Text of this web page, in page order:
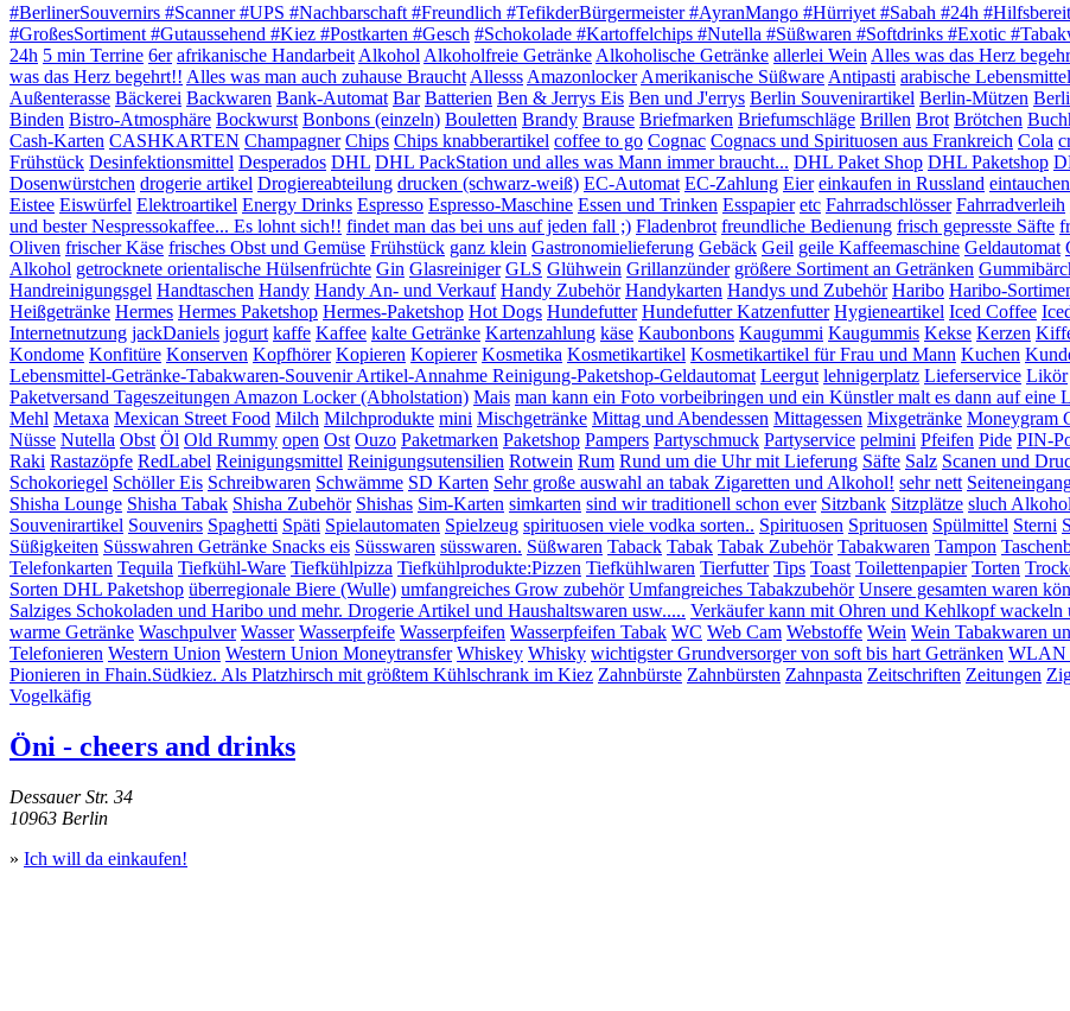
#BerlinerSouvernirs #Scanner #UPS #Nachbarschaft #Freundlich #TefikderBürgermeister #AyranMango #Hürriyet #Sabah #24h
#GroßesSortiment #Gutaussehend #Kiez #Postkarten #Gesch #Schokolade #Kartoffelchips #Nutella #Süßwaren #Softdrinks #Exotic
24h 5 min Terrine 6er afrikanische Handarbeit Alkohol Alkoholfreie Getränke Alkoholische Getränke allerlei Wein Alles was das Herz
was das Herz begehrt!! Alles was man auch zuhause Braucht Allesss Amazonlocker Amerikanische Süßware Antipasti arabische Lebensmittel
Außenterasse Bäckerei Backwaren Bank-Automat Bar Batterien Ben & Jerrys Eis Ben und J'errys Berlin Souvenirartikel Berlin-Mützen
Binden Bistro-Atmosphäre Bockwurst Bonbons (einzeln) Bouletten Brandy Brause Briefmarken Briefumschläge Brillen Brot Brötchen
Cash-Karten CASHKARTEN Champagner Chips Chips knabberartikel coffee to go Cognac Cognacs und Spirituosen aus Frankreich Cola
Frühstück Desinfektionsmittel Desperados DHL DHL PackStation und alles was Mann immer braucht... DHL Paket Shop DHL Paketshop
Dosenwürstchen drogerie artikel Drogiereabteilung drucken (schwarz-weiß) EC-Automat EC-Zahlung Eier einkaufen in Russland
Eistee Eiswürfel Elektroartikel Energy Drinks Espresso Espresso-Maschine Essen und Trinken Esspapier etc Fahrradschlösser Fahrradverleih
und bester Nespressokaffee... Es lohnt sich!! findet man das bei uns auf jeden fall ;) Fladenbrot freundliche Bedienung frisch gepresste Säfte
Oliven frischer Käse frisches Obst und Gemüse Frühstück ganz klein Gastronomielieferung Gebäck Geil geile Kaffeemaschine Geldautomat
Alkohol getrocknete orientalische Hülsenfrüchte Gin Glasreiniger GLS Glühwein Grillanzünder größere Sortiment an Getränken
Handreinigungsgel Handtaschen Handy Handy An- und Verkauf Handy Zubehör Handykarten Handys und Zubehör Haribo Haribo-
Heißgetränke Hermes Hermes Paketshop Hermes-Paketshop Hot Dogs Hundefutter Hundefutter Katzenfutter Hygieneartikel Iced Coffee
Internetnutzung jackDaniels jogurt kaffe Kaffee kalte Getränke Kartenzahlung käse Kaubonbons Kaugummi Kaugummis Kekse Kerzen
Kondome Konfitüre Konserven Kopfhörer Kopieren Kopierer Kosmetika Kosmetikartikel Kosmetikartikel für Frau und Mann Kuchen
Lebensmittel-Getränke-Tabakwaren-Souvenir Artikel-Annahme Reinigung-Paketshop-Geldautomat Leergut lehnigerplatz Lieferservice Likör
Paketversand Tageszeitungen Amazon Locker (Abholstation) Mais man kann ein Foto vorbeibringen und ein Künstler malt es dann auf eine
Mehl Metaxa Mexican Street Food Milch Milchprodukte mini Mischgetränke Mittag und Abendessen Mittagessen Mixgetränke Moneygram
Nüsse Nutella Obst Öl Old Rummy open Ost Ouzo Paketmarken Paketshop Pampers Partyschmuck Partyservice pelmini Pfeifen Pide PIN-
Raki Rastazöpfe RedLabel Reinigungsmittel Reinigungsutensilien Rotwein Rum Rund um die Uhr mit Lieferung Säfte Salz Scanen und
Schokoriegel Schöller Eis Schreibwaren Schwämme SD Karten Sehr große auswahl an tabak Zigaretten und Alkohol! sehr nett
Shisha Lounge Shisha Tabak Shisha Zubehör Shishas Sim-Karten simkarten sind wir traditionell schon ever Sitzbank Sitzplätze sluch
Souvenirartikel Souvenirs Spaghetti Späti Spielautomaten Spielzeug spirituosen viele vodka sorten.. Spirituosen Sprituosen Spülmittel Sterni
Süßigkeiten Süsswahren Getränke Snacks eis Süsswaren süsswaren. Süßwaren Taback Tabak Tabak Zubehör Tabakwaren Tampon
Telefonkarten Tequila Tiefkühl-Ware Tiefkühlpizza Tiefkühlprodukte:Pizzen Tiefkühlwaren Tierfutter Tips Toast Toilettenpapier Torten
Sorten DHL Paketshop überregionale Biere (Wulle) umfangreiches Grow zubehör Umfangreiches Tabakzubehör Unsere gesamten waren
Salziges Schokoladen und Haribo und mehr. Drogerie Artikel und Haushaltswaren usw..... Verkäufer kann mit Ohren und Kehlkopf wackeln
warme Getränke Waschpulver Wasser Wasserpfeife Wasserpfeifen Wasserpfeifen Tabak WC Web Cam Webstoffe Wein Wein Tabakwaren
Telefonieren Western Union Western Union Moneytransfer Whiskey Whisky wichtigster Grundversorger von soft bis hart Getränken WLAN
Pionieren in Fhain.Südkiez. Als Platzhirsch mit größtem Kühlschrank im Kiez Zahnbürste Zahnbürsten Zahnpasta Zeitschriften Zeitungen
Vogelkäfig
Öni - cheers and drinks
Dessauer Str. 34
10963 Berlin
» Ich will da einkaufen!